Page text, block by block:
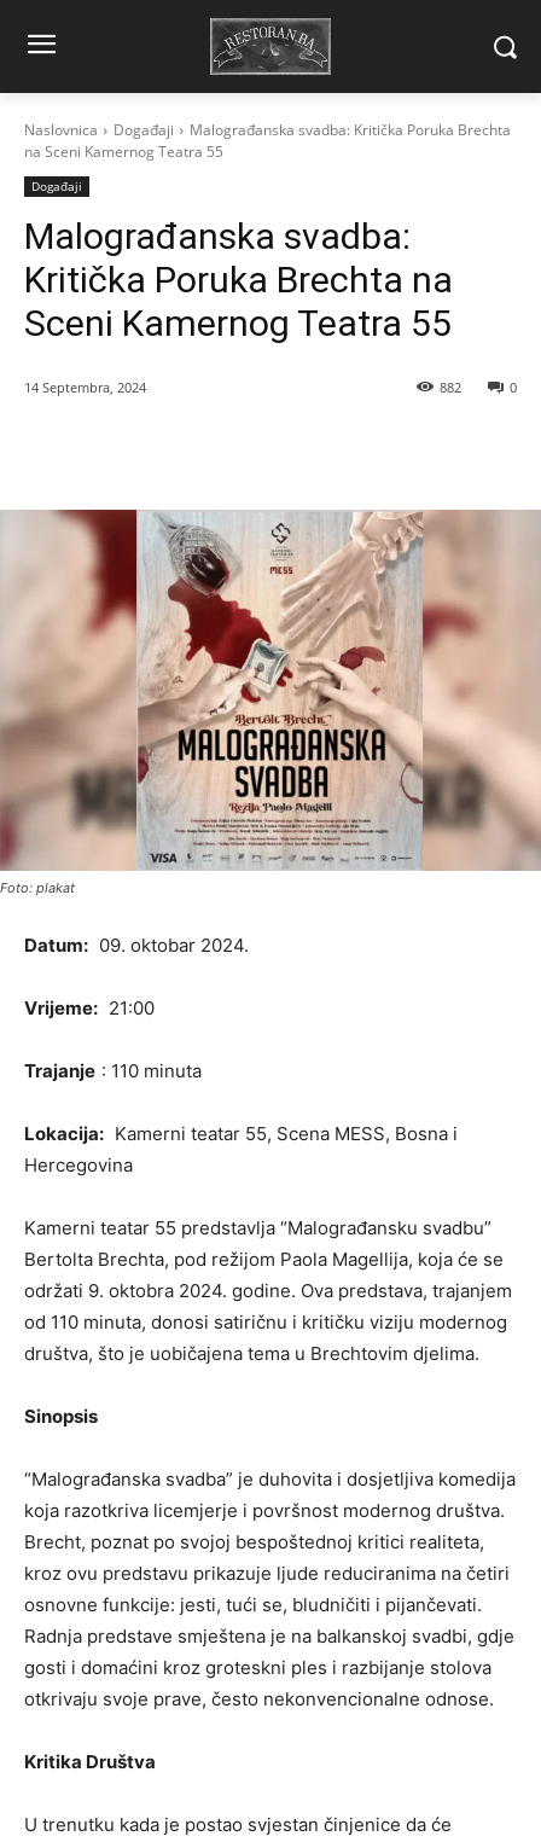
Naslovnica Događaji
Malograđanska svadba: Kritička Poruka Brechta
na Sceni Kamernog Teatra 55
Događaji
Malograđanska svadba:
Kritička Poruka Brechta na
Sceni Kamernog Teatra 55
14 Septembra, 2024 0
882
Foto: plakat
Datum: 09. oktobar 2024.
Vrijeme: 21:00
Trajanje : 110 minuta
Lokacija: Kamerni teatar 55, Scena MESS, Bosna i
Hercegovina
Kamerni teatar 55 predstavlja “Malograđansku svadbu”
Bertolta Brechta, pod režijom Paola Magellija, koja će se
održati 9. oktobra 2024. godine. Ova predstava, trajanjem
od 110 minuta, donosi satiričnu i kritičku viziju modernog
društva, što je uobičajena tema u Brechtovim djelima.
Sinopsis
“Malograđanska svadba” je duhovita i dosjetljiva komedija
koja razotkriva licemjerje i površnost modernog društva.
Brecht, poznat po svojoj bespoštednoj kritici realiteta,
kroz ovu predstavu prikazuje ljude reduciranima na četiri
osnovne funkcije: jesti, tući se, bludničiti i pijančevati.
Radnja predstave smještena je na balkanskoj svadbi, gdje
gosti i domaćini kroz groteskni ples i razbijanje stolova
otkrivaju svoje prave, često nekonvencionalne odnose.
Kritika Društva
U trenutku kada je postao svjestan činjenice da će